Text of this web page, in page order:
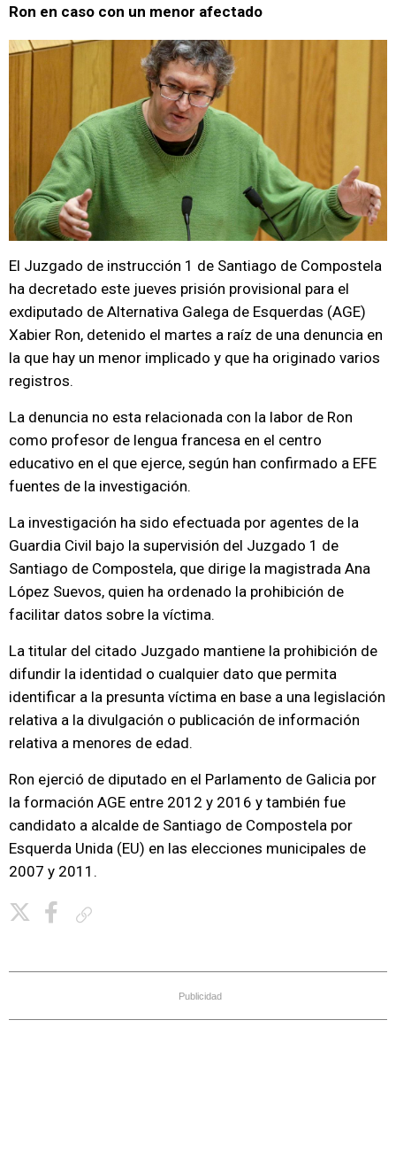
Ron en caso con un menor afectado
El Juzgado de instrucción 1 de Santiago de Compostela
ha decretado este jueves prisión provisional para el
exdiputado de Alternativa Galega de Esquerdas (AGE)
Xabier Ron, detenido el martes a raíz de una denuncia en
la que hay un menor implicado y que ha originado varios
registros.
La denuncia no esta relacionada con la labor de Ron
como profesor de lengua francesa en el centro
educativo en el que ejerce, según han confirmado a EFE
fuentes de la investigación.
La investigación ha sido efectuada por agentes de la
Guardia Civil bajo la supervisión del Juzgado 1 de
Santiago de Compostela, que dirige la magistrada Ana
López Suevos, quien ha ordenado la prohibición de
facilitar datos sobre la víctima.
La titular del citado Juzgado mantiene la prohibición de
difundir la identidad o cualquier dato que permita
identificar a la presunta víctima en base a una legislación
relativa a la divulgación o publicación de información
relativa a menores de edad.
Ron ejerció de diputado en el Parlamento de Galicia por
la formación AGE entre 2012 y 2016 y también fue
candidato a alcalde de Santiago de Compostela por
Esquerda Unida (EU) en las elecciones municipales de
2007 y 2011.
Publicidad